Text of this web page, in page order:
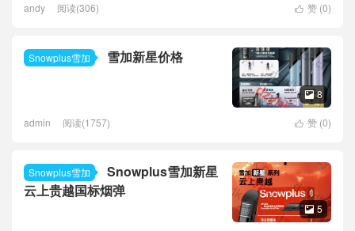
 赞 (0)
andy 阅读(306)
Snowplus雪加 雪加新星价格
 8
 赞 (0)
admin 阅读(1757)
Snowplus雪加
Snowplus雪加新星
云上贵越国标烟弹
 5